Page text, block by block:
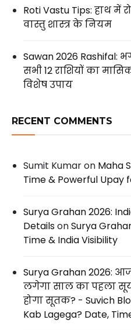
Roti Vastu Tips: हाथ में
वास्तु शास्त्र के नियम
Sawan 2026 Rashifal:
सभी 12 राशियों का
विशेष उपाय
RECENT COMMENTS
Sumit Kumaron Maha
Time & Powerful Upay
Surya Grahan 2026:
DetailsonSurya
Time & India Visibility
Surya Grahan 2026:
लगेगा साल का पहला
होगा सूतक? - Suvich
Kab Lagega? Date,